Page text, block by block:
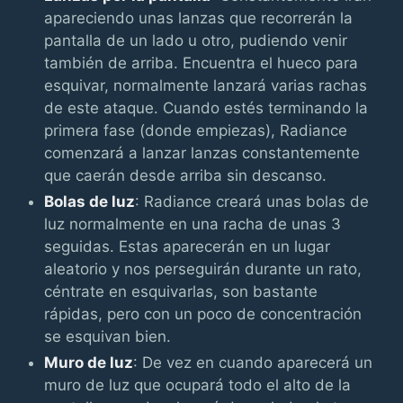
apareciendo unas lanzas que recorrerán la
pantalla de un lado u otro, pudiendo venir
también de arriba. Encuentra el hueco para
esquivar, normalmente lanzará varias rachas
de este ataque. Cuando estés terminando la
primera fase (donde empiezas), Radiance
comenzará a lanzar lanzas constantemente
que caerán desde arriba sin descanso.
Bolas de luz: Radiance creará unas bolas de
luz normalmente en una racha de unas 3
seguidas. Estas aparecerán en un lugar
aleatorio y nos perseguirán durante un rato,
céntrate en esquivarlas, son bastante
rápidas, pero con un poco de concentración
se esquivan bien.
Muro de luz: De vez en cuando aparecerá un
muro de luz que ocupará todo el alto de la